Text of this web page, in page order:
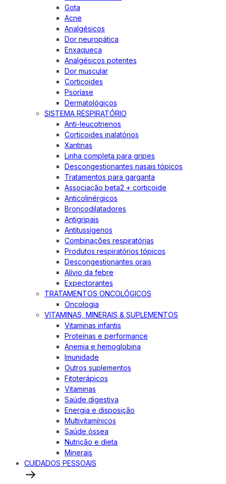
Gota
Acne
Analgésicos
Dor neuropática
Enxaqueca
Analgésicos potentes
Dor muscular
Corticoides
Psoríase
Dermatológicos
SISTEMA RESPIRATÓRIO
Anti-leucotrienos
Corticoides inalatórios
Xantinas
Linha completa para gripes
Descongestionantes nasais tópicos
Tratamentos para garganta
Associação beta2 + corticoide
Anticolinérgicos
Broncodilatadores
Antigripais
Antitussígenos
Combinações respiratórias
Produtos respiratórios tópicos
Descongestionantes orais
Alívio da febre
Expectorantes
TRATAMENTOS ONCOLÓGICOS
Oncologia
VITAMINAS, MINERAIS & SUPLEMENTOS
Vitaminas infantis
Proteínas e performance
Anemia e hemoglobina
Imunidade
Outros suplementos
Fitoterápicos
Vitaminas
Saúde digestiva
Energia e disposição
Multivitamínicos
Saúde óssea
Nutrição e dieta
Minerais
CUIDADOS PESSOAIS